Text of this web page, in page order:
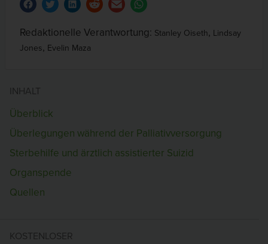
Redaktionelle Verantwortung: Stanley Oiseth, Lindsay
Jones, Evelin Maza
INHALT
Überblick
Überlegungen während der Palliativversorgung
Sterbehilfe und ärztlich assistierter Suizid
Organspende
Quellen
KOSTENLOSER